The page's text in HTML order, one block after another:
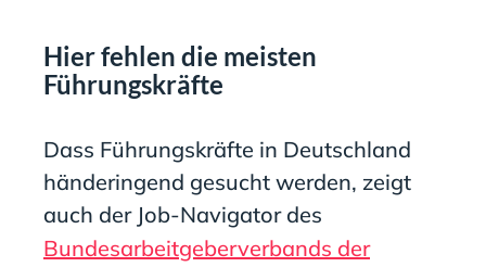
Hier fehlen die meisten
Führungskräfte
Dass Führungskräfte in Deutschland
händeringend gesucht werden, zeigt
auch der Job-Navigator des
Bundesarbeitgeberverbands der